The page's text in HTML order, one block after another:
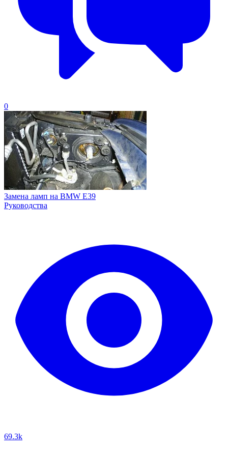
0
Замена ламп на BMW E39
Руководства
69.3k